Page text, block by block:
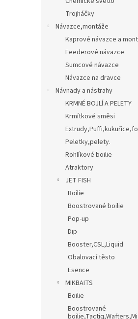
Trojháčky
Návazce,montáže
Kaprové návazce a
Feederové návazce
Sumcové návazce
Návazce na dravce
Návnady a nástrahy
KRMNÉ BOJLÍ A PELETY
Krmítkové směsi
Peletky,pelety.
Rohlíkové boilie
Atraktory
JET FISH
Boilie
Boostrované boilie
Pop-up
Dip
Booster,CSL,Liquid
Obalovací těsto
Esence
MIKBAITS
Boilie
Boostrované